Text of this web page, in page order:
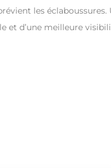
les éclaboussures.
et d’une meilleure